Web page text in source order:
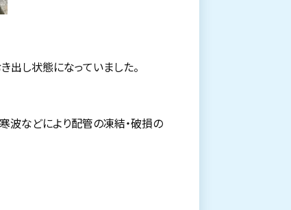
出し状態になっていました。
波などにより配管の凍結・破損の